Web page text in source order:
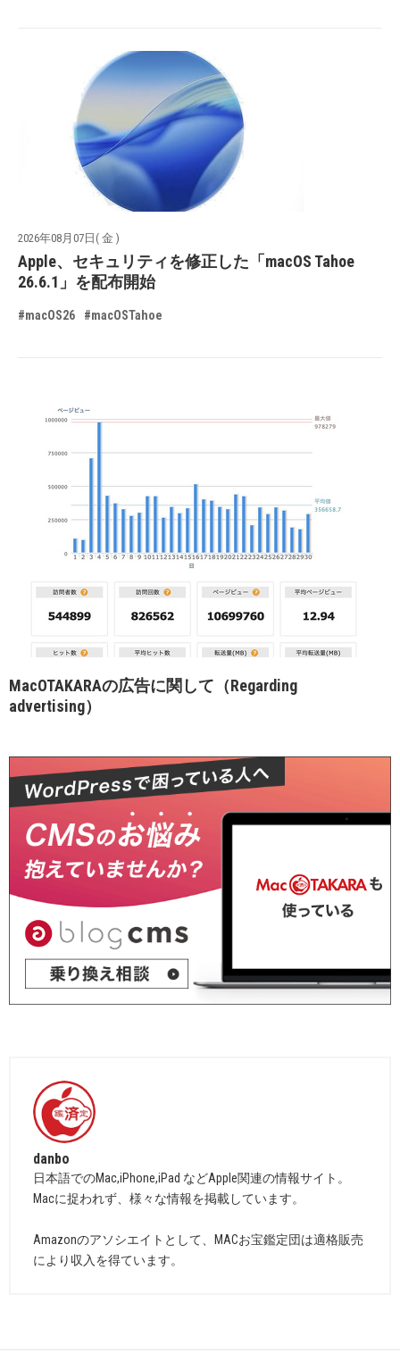
2026年08月07日( 金 )
Apple、セキュリティを修正した「macOS Tahoe
26.6.1」を配布開始
#macOS26 #macOSTahoe
MacOTAKARAの広告に関して（Regarding
advertising）
danbo
日本語でのMac,iPhone,iPad などApple関連の情報サイト。
Macに捉われず、様々な情報を掲載しています。
Amazonのアソシエイトとして、MACお宝鑑定団は適格販売
により収入を得ています。